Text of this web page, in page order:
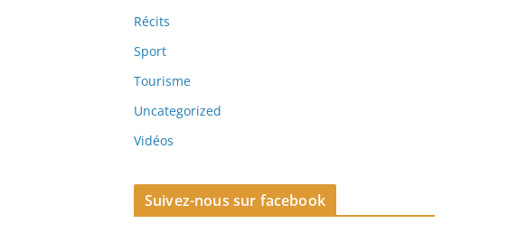
Récits
Sport
Tourisme
Uncategorized
Vidéos
Suivez-nous sur facebook